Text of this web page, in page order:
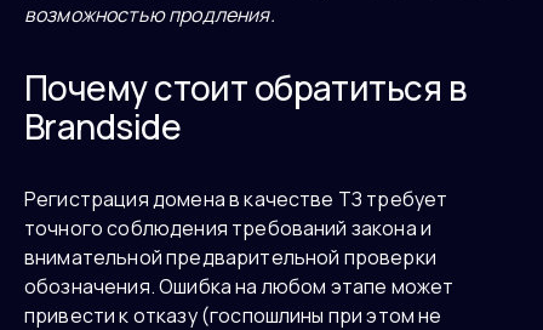
возможностью продления.
Почему стоит обратиться в
Brandside
Регистрация домена в качестве ТЗ требует
точного соблюдения требований закона и
внимательной предварительной проверки
обозначения. Ошибка на любом этапе может
привести к отказу (госпошлины при этом не